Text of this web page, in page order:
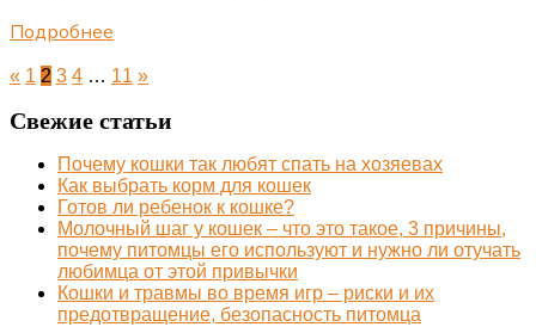
Подробнее
« 1 2 3 4 … 11 »
Свежие статьи
Почему кошки так любят спать на хозяевах
Как выбрать корм для кошек
Готов ли ребенок к кошке?
Молочный шаг у кошек – что это такое, 3 причины,
почему питомцы его используют и нужно ли отучать
любимца от этой привычки
Кошки и травмы во время игр – риски и их
предотвращение, безопасность питомца